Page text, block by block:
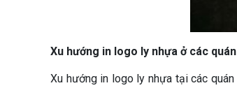
Xu hướng in logo ly nhựa ở các
Xu hướng in logo ly nhựa tại các